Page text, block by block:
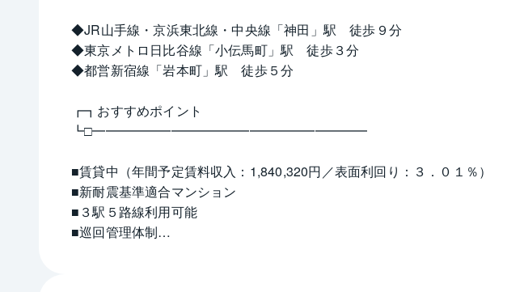
◆JR山手線・京浜東北線・中央線「神田」駅　徒歩９分
◆東京メトロ日比谷線「小伝馬町」駅　徒歩３分
◆都営新宿線「岩本町」駅　徒歩５分
┏┓おすすめポイント
┗□━━━━━━━━━━━━━━━━━━━━━
■賃貸中（年間予定賃料収入：1,840,320円／表面利回り：３．０１％）
■新耐震基準適合マンション
■３駅５路線利用可能
■巡回管理体制